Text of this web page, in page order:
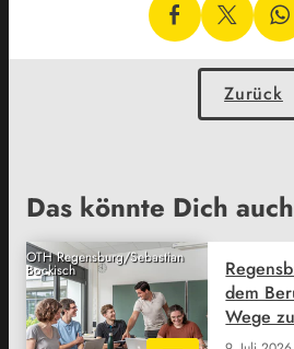
Zurück
Das könnte Dich
OTH Regensburg/Sebastian
Bockisch
dem
Wege